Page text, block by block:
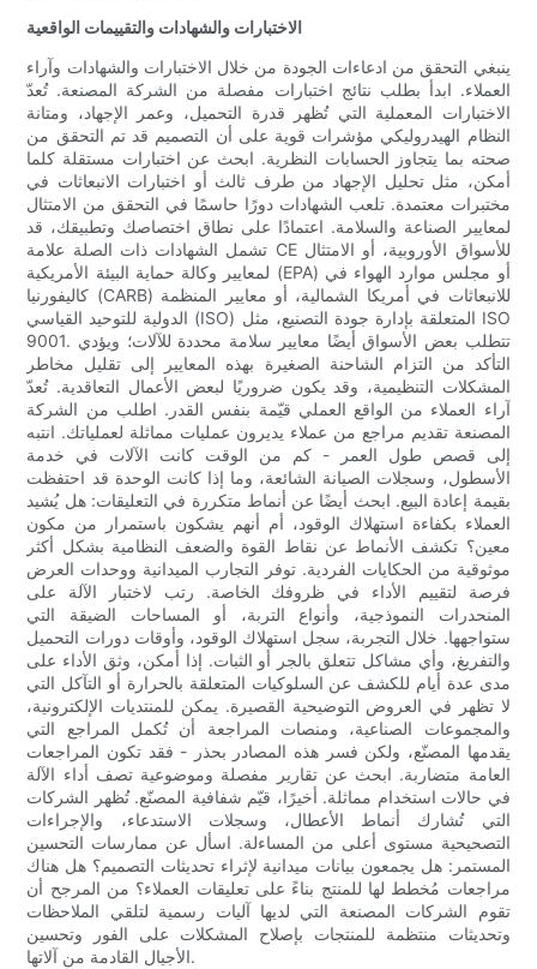
الاختبارات والشهادات والتقييمات الواقعية
ينبغي التحقق من ادعاءات الجودة من خلال الاختبارات والشهادات وآراء
العملاء. ابدأ بطلب نتائج اختبارات مفصلة من الشركة المصنعة. تُعدّ
الاختبارات المعملية التي تُظهر قدرة التحميل، وعمر الإجهاد، ومتانة
النظام الهيدروليكي مؤشرات قوية على أن التصميم قد تم التحقق من
صحته بما يتجاوز الحسابات النظرية. ابحث عن اختبارات مستقلة كلما
أمكن، مثل تحليل الإجهاد من طرف ثالث أو اختبارات الانبعاثات في
مختبرات معتمدة. تلعب الشهادات دورًا حاسمًا في التحقق من الامتثال
لمعايير الصناعة والسلامة. اعتمادًا على نطاق اختصاصك وتطبيقك، قد
تشمل الشهادات ذات الصلة علامة CE للأسواق الأوروبية، أو الامتثال
لمعايير وكالة حماية البيئة الأمريكية (EPA) أو مجلس موارد الهواء في
كاليفورنيا (CARB) للانبعاثات في أمريكا الشمالية، أو معايير المنظمة
الدولية للتوحيد القياسي (ISO) المتعلقة بإدارة جودة التصنيع، مثل ISO
9001. تتطلب بعض الأسواق أيضًا معايير سلامة محددة للآلات؛ ويؤدي
التأكد من التزام الشاحنة الصغيرة بهذه المعايير إلى تقليل مخاطر
المشكلات التنظيمية، وقد يكون ضروريًا لبعض الأعمال التعاقدية. تُعدّ
آراء العملاء من الواقع العملي قيّمة بنفس القدر. اطلب من الشركة
المصنعة تقديم مراجع من عملاء يديرون عمليات مماثلة لعملياتك. انتبه
إلى قصص طول العمر - كم من الوقت كانت الآلات في خدمة
الأسطول، وسجلات الصيانة الشائعة، وما إذا كانت الوحدة قد احتفظت
بقيمة إعادة البيع. ابحث أيضًا عن أنماط متكررة في التعليقات: هل يُشيد
العملاء بكفاءة استهلاك الوقود، أم أنهم يشكون باستمرار من مكون
معين؟ تكشف الأنماط عن نقاط القوة والضعف النظامية بشكل أكثر
موثوقية من الحكايات الفردية. توفر التجارب الميدانية ووحدات العرض
فرصة لتقييم الأداء في ظروفك الخاصة. رتب لاختبار الآلة على
المنحدرات النموذجية، وأنواع التربة، أو المساحات الضيقة التي
ستواجهها. خلال التجربة، سجل استهلاك الوقود، وأوقات دورات التحميل
والتفريغ، وأي مشاكل تتعلق بالجر أو الثبات. إذا أمكن، وثق الأداء على
مدى عدة أيام للكشف عن السلوكيات المتعلقة بالحرارة أو التآكل التي
لا تظهر في العروض التوضيحية القصيرة. يمكن للمنتديات الإلكترونية،
والمجموعات الصناعية، ومنصات المراجعة أن تُكمل المراجع التي
يقدمها المصنّع، ولكن فسر هذه المصادر بحذر - فقد تكون المراجعات
العامة متضاربة. ابحث عن تقارير مفصلة وموضوعية تصف أداء الآلة
في حالات استخدام مماثلة. أخيرًا، قيّم شفافية المصنّع. تُظهر الشركات
التي تُشارك أنماط الأعطال، وسجلات الاستدعاء، والإجراءات
التصحيحية مستوى أعلى من المساءلة. اسأل عن ممارسات التحسين
المستمر: هل يجمعون بيانات ميدانية لإثراء تحديثات التصميم؟ هل هناك
مراجعات مُخطط لها للمنتج بناءً على تعليقات العملاء؟ من المرجح أن
تقوم الشركات المصنعة التي لديها آليات رسمية لتلقي الملاحظات
وتحديثات منتظمة للمنتجات بإصلاح المشكلات على الفور وتحسين
الأجيال القادمة من آلاتها.